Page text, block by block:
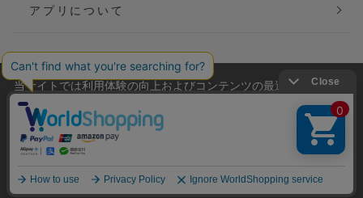
アプリについて
会社概要
ご利用規約
当サイトでは利用体験の向上およびコンテンツの最適な提供、ト
ラフィックの分析を目的としてCookieを使用しています。
サイトの閲覧を継続された場合、Cookieの利用に同意したことも
のといたします。
詳細については
をご確認ください。
承諾する